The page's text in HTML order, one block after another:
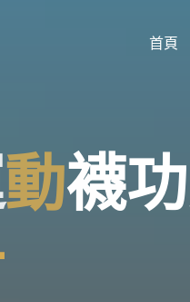
首頁
動襪功